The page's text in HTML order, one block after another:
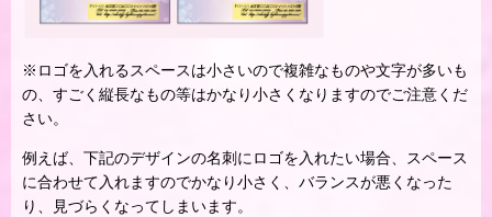
※ロゴを入れるスペースは小さいので複雑なものや文字が多いも
の、すごく縦長なもの等はかなり小さくなりますのでご注意くだ
さい。
例えば、下記のデザインの名刺にロゴを入れたい場合、スペース
に合わせて入れますのでかなり小さく、バランスが悪くなった
り、見づらくなってしまいます。